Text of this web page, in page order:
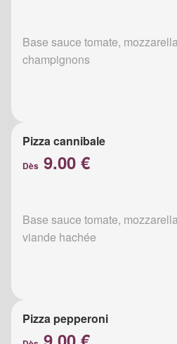
Base sauce tomate,
champignons
Pizza cannibale
Dès 9.00 €
Base sauce tomate,
viande hachée
Pizza pepperoni